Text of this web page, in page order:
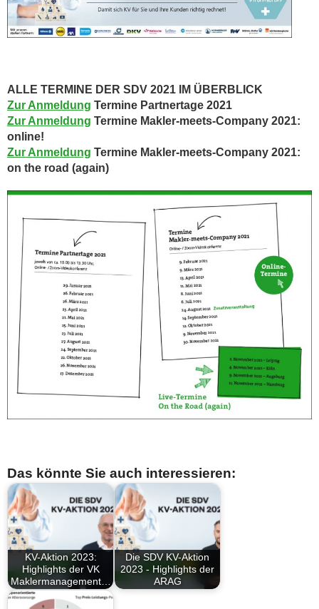
ALLE TERMINE DER SDV 2021 IM ÜBERBLICK
Zur Anmeldung Termine Partnertage 2021
Zur Anmeldung Termine Makler-meets-Company 2021:
online!
Zur Anmeldung Termine Makler-meets-Company 2021:
on the road (again)
Das könnte Sie auch interessieren:
KV-Aktion 2023:
Highlights der VK
Maklermanagement…
Die SDV KV-Aktion
2023 - Highlights der
ARAG